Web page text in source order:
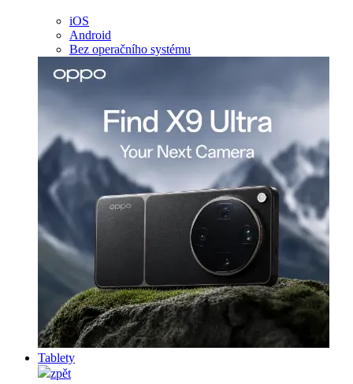
iOS
Android
Bez operačního systému
Tablety
zpět